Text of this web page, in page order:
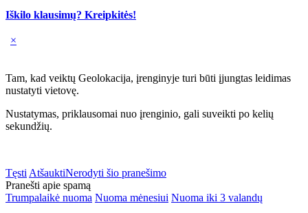
Iškilo klausimų? Kreipkitės!
×
Tam, kad veiktų Geolokacija, įrenginyje turi būti įjungtas leidimas
nustatyti vietovę.
Nustatymas, priklausomai nuo įrenginio, gali suveikti po kelių
sekundžių.
Tęsti AtšauktiNerodyti šio pranešimo
Pranešti apie spamą
Trumpalaikė nuoma Nuoma mėnesiui Nuoma iki 3 valandų